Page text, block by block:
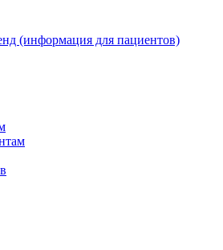
(информация для пациентов)